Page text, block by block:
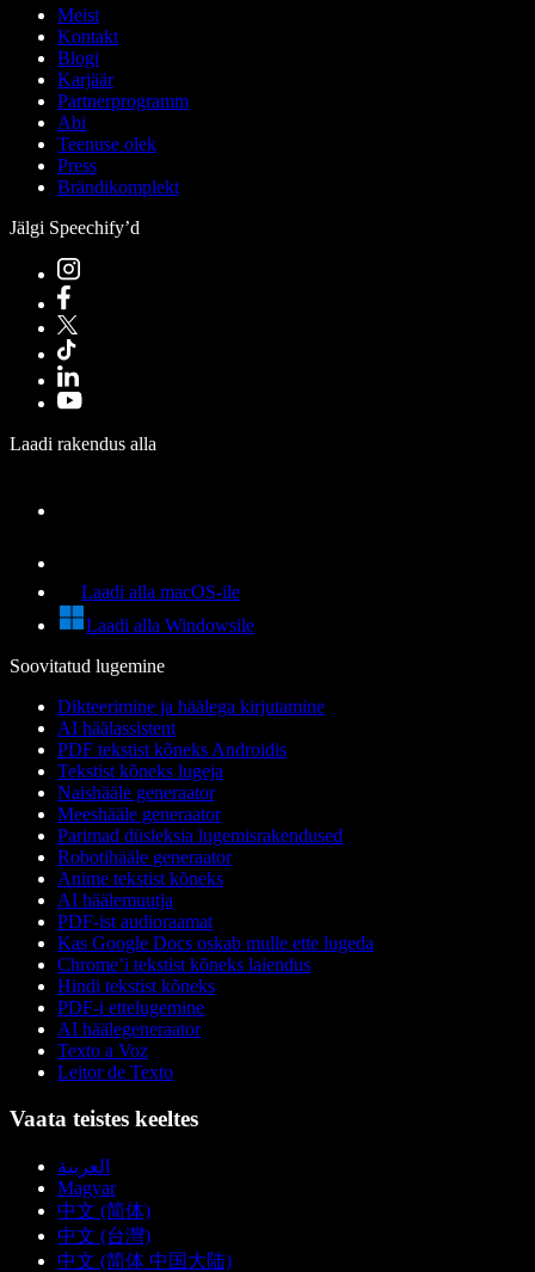
Meist
Kontakt
Blogi
Karjäär
Partnerprogramm
Abi
Teenuse olek
Press
Brändikomplekt
Jälgi Speechify’d
Laadi rakendus alla
Laadi alla macOS-ile
Laadi alla Windowsile
Soovitatud lugemine
Dikteerimine ja häälega kirjutamine
AI häälassistent
PDF tekstist kõneks Androidis
Tekstist kõneks lugeja
Naishääle generaator
Meeshääle generaator
Parimad düsleksia lugemisrakendused
Robotihääle generaator
Anime tekstist kõneks
AI häälemuutja
PDF-ist audioraamat
Kas Google Docs oskab mulle ette lugeda
Chrome’i tekstist kõneks laiendus
Hindi tekstist kõneks
PDF-i ettelugemine
AI häälegeneraator
Texto a Voz
Leitor de Texto
Vaata teistes keeltes
العربية
Magyar
中文 (简体)
中文 (台灣)
中文 (简体 中国大陆)